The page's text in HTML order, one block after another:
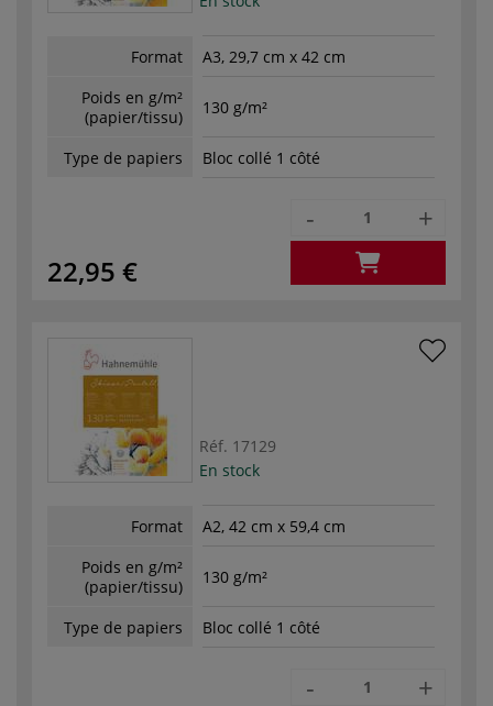
Format
A3, 29,7 cm x 42 cm
Poids en g/m²
(papier/tissu)
130 g/m²
Type de papiers Bloc collé 1 côté
22,95 €
- +
Réf. 17129
En stock
Format
A2, 42 cm x 59,4 cm
Poids en g/m²
(papier/tissu)
130 g/m²
Type de papiers Bloc collé 1 côté
- +